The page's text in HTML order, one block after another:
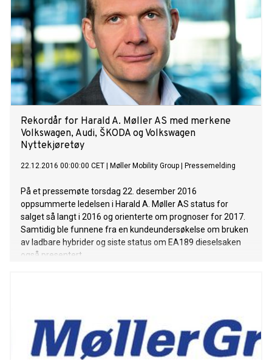
Rekordår for Harald A. Møller AS med merkene
Volkswagen, Audi, ŠKODA og Volkswagen
Nyttekjøretøy
22.12.2016 00:00:00 CET Møller Mobility Group Pressemelding
På et pressemøte torsdag 22. desember 2016
oppsummerte ledelsen i Harald A. Møller AS status for
salget så langt i 2016 og orienterte om prognoser for 2017.
Samtidig ble funnene fra en kundeundersøkelse om bruken
av ladbare hybrider og siste status om EA189 dieselsaken
også presentert.